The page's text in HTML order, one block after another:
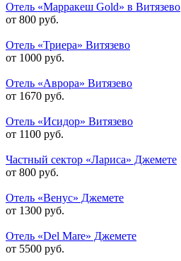
Отель «Марракеш Gold» в Витязево
от 800 руб.
Отель «Триера» Витязево
от 1000 руб.
Отель «Аврора» Витязево
от 1670 руб.
Отель «Исидор» Витязево
от 1100 руб.
Частный сектор «Лариса» Джемете
от 800 руб.
Отель «Венус» Джемете
от 1300 руб.
Отель «Del Mare» Джемете
от 5500 руб.